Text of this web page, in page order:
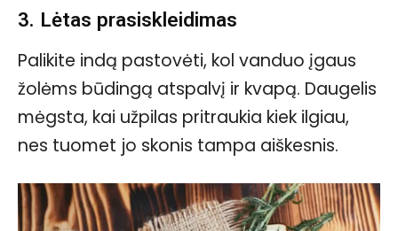
3. Lėtas prasiskleidimas
Palikite indą pastovėti, kol vanduo įgaus
žolėms būdingą atspalvį ir kvapą. Daugelis
mėgsta, kai užpilas pritraukia kiek ilgiau,
nes tuomet jo skonis tampa aiškesnis.